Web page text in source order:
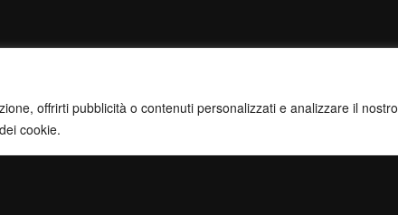
offrirti pubblicità o contenuti personalizzati e analizzare il nostro
cookie.